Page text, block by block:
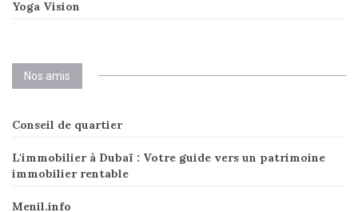
Yoga Vision
Nos amis
Conseil de quartier
L'immobilier à Dubaï : Votre guide vers un patrimoine
immobilier rentable
Menil.info